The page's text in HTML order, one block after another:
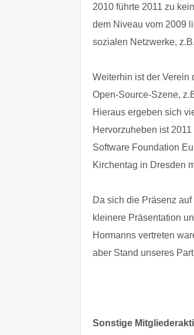
2010 führte 2011 zu
dem Niveau vom 2009
sozialen Netzwerke,
Weiterhin ist der Verein
Open-Source-Szene,
Hieraus ergeben sich
Hervorzuheben ist
Software Foundation
Kirchentag in Dresden
Da sich die Präsenz
kleinere Präsentation
Hormanns vertreten
aber Stand unseres
Sonstige